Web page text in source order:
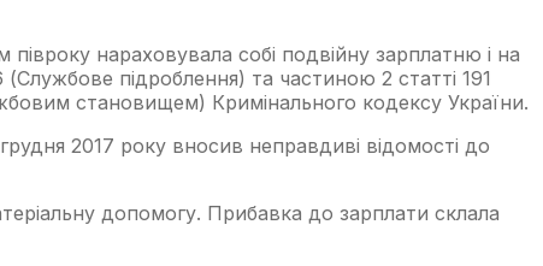
нараховувала собі подвійну зарплатню і на
підроблення) та частиною 2 статті 191
становищем) Кримінального кодексу України.
2017 року вносив неправдиві відомості до
допомогу. Прибавка до зарплати склала